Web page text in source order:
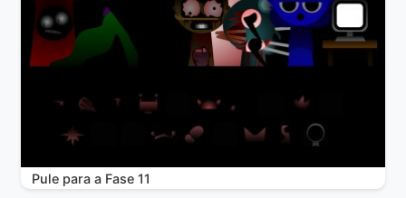
Pule para a Fase 11